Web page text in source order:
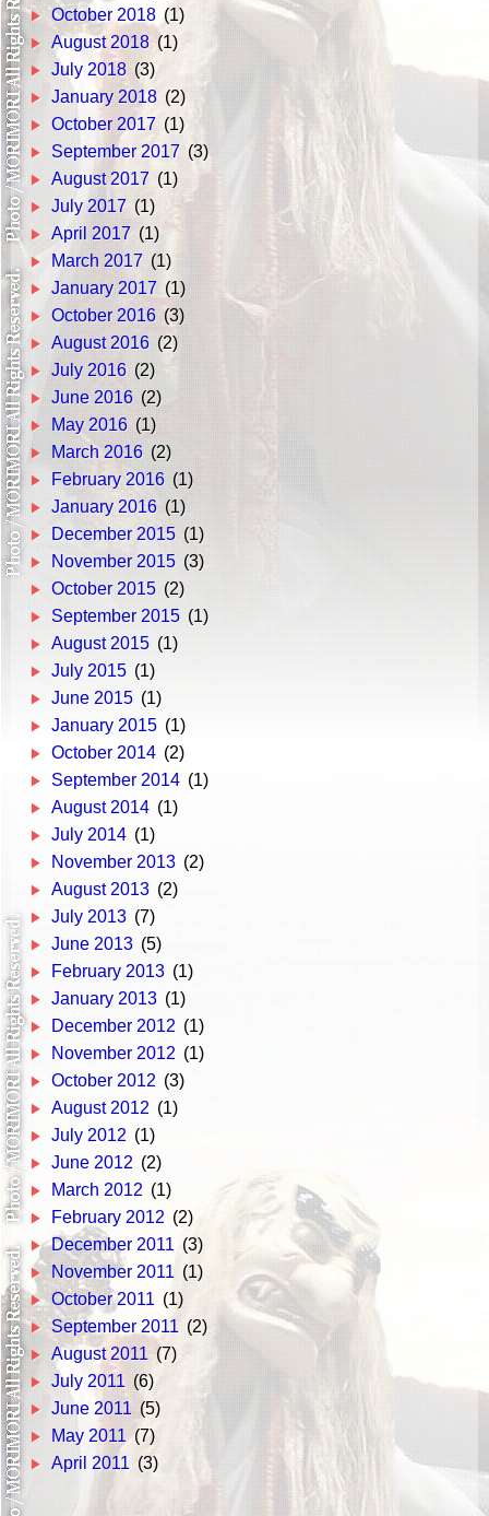
October 2018 (1)
August 2018 (1)
July 2018 (3)
January 2018 (2)
October 2017 (1)
September 2017 (3)
August 2017 (1)
July 2017 (1)
April 2017 (1)
March 2017 (1)
January 2017 (1)
October 2016 (3)
August 2016 (2)
July 2016 (2)
June 2016 (2)
May 2016 (1)
March 2016 (2)
February 2016 (1)
January 2016 (1)
December 2015 (1)
November 2015 (3)
October 2015 (2)
September 2015 (1)
August 2015 (1)
July 2015 (1)
June 2015 (1)
January 2015 (1)
October 2014 (2)
September 2014 (1)
August 2014 (1)
July 2014 (1)
November 2013 (2)
August 2013 (2)
July 2013 (7)
June 2013 (5)
February 2013 (1)
January 2013 (1)
December 2012 (1)
November 2012 (1)
October 2012 (3)
August 2012 (1)
July 2012 (1)
June 2012 (2)
March 2012 (1)
February 2012 (2)
December 2011 (3)
November 2011 (1)
October 2011 (1)
September 2011 (2)
August 2011 (7)
July 2011 (6)
June 2011 (5)
May 2011 (7)
April 2011 (3)